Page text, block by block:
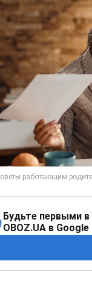
Будьте первыми
OBOZ.UA в Google